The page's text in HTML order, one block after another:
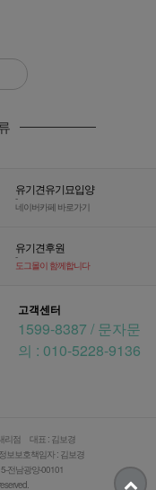
유기견유기묘입양
-
네이버카페 바로가기
유기견후원
-
도그몰이 함께합니다
고객센터
1599-8387 / 문자문
의 : 010-5228-9136
리점
대표 : 김보경
보보호책임자 : 김보경
전남광양-00101